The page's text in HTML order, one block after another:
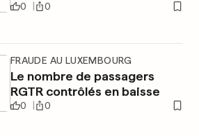
0 0
FRAUDE AU LUXEMBOURG
Le nombre de passagers
RGTR contrôlés en baisse
0 0